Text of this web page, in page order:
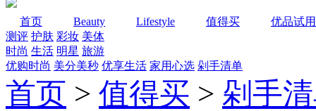
首页 Beauty Lifestyle 值得买
优品试用
测评 护肤 彩妆 美体
时尚 生活 明星 旅游
优购时尚 美分美秒 优享生活 家用心选 剁手清单
首页 > 值得买 > 剁手